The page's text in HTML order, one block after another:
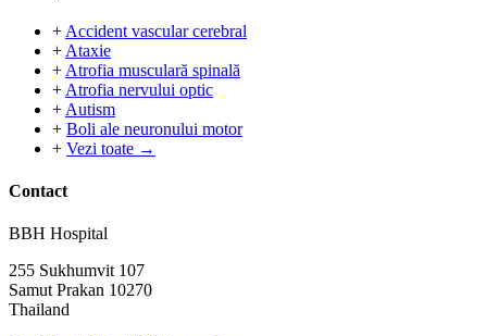
+ Accident vascular cerebral
+ Ataxie
+ Atrofia musculară spinală
+ Atrofia nervului optic
+ Autism
+ Boli ale neuronului motor
+ Vezi toate →
Contact
BBH Hospital
255 Sukhumvit 107
Samut Prakan 10270
Thailand